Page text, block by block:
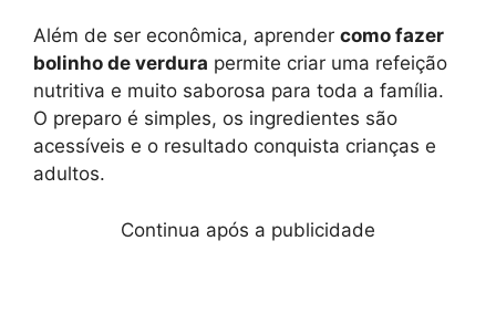
Além de ser econômica, aprender como fazer
bolinho de verdura permite criar uma refeição
nutritiva e muito saborosa para toda a família.
O preparo é simples, os ingredientes são
acessíveis e o resultado conquista crianças e
adultos.
Continua após a publicidade